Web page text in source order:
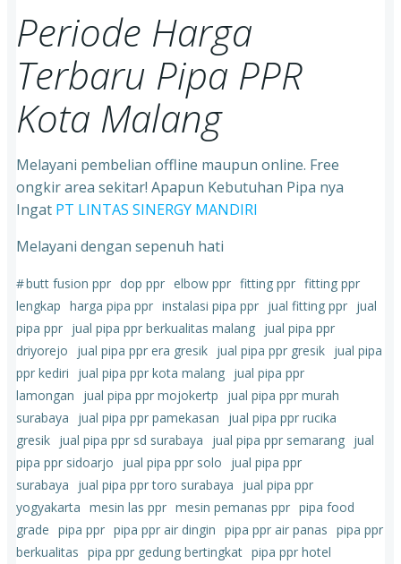
Periode Harga
Terbaru Pipa PPR
Kota Malang
Melayani pembelian offline maupun online. Free
ongkir area sekitar! Apapun Kebutuhan Pipa nya
Ingat PT LINTAS SINERGY MANDIRI
Melayani dengan sepenuh hati
#butt fusion ppr dop ppr elbow ppr fitting ppr fitting ppr
lengkap harga pipa ppr instalasi pipa ppr jual fitting ppr jual
pipa ppr jual pipa ppr berkualitas malang jual pipa ppr
driyorejo
jual pipa ppr era gresik jual pipa ppr gresik jual pipa
ppr kediri
jual pipa ppr kota malang jual pipa ppr
lamongan
jual pipa ppr mojokertp
jual pipa ppr murah
surabaya
jual pipa ppr pamekasan
jual pipa ppr rucika
gresik jual pipa ppr sd surabaya jual pipa ppr semarang jual
pipa ppr sidoarjo
jual pipa ppr solo
jual pipa ppr
surabaya
jual pipa ppr toro surabaya
jual pipa ppr
yogyakarta mesin las ppr mesin pemanas ppr pipa food
grade pipa ppr pipa ppr air dingin pipa ppr air panas pipa ppr
berkualitas pipa ppr gedung bertingkat pipa ppr hotel